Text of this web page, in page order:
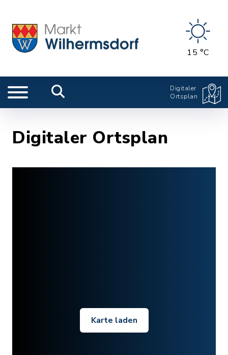
15 °C
Digitaler
Ortsplan
Digitaler Ortsplan
Karte laden